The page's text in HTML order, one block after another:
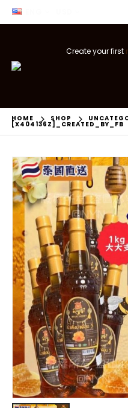
Create your first
HOME SHOP
[X404136Z]_CREATED_BY_FB